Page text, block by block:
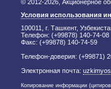
© 2012-2026, Акционерное
Условия использования
100011, г. Ташкент,
Телефон: (+99878) 140-74-08
Факс: (+99878) 140-74-59
Телефон-доверия: (+99871)
Электронная почта:
Копирование информации